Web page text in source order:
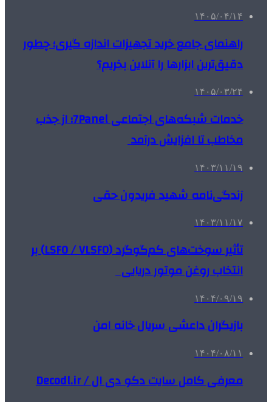
۱۴۰۵/۰۴/۱۴
راهنمای جامع خرید تجهیزات اندازه گیری؛ چطور
دقیق‌ترین ابزارها را آنلاین بخریم؟
۱۴۰۵/۰۳/۲۴
خدمات شبکه‌های اجتماعی 7Panel؛ از جذب
مخاطب تا افزایش درآمد
۱۴۰۳/۱۱/۱۹
زندگی‌نامه شهید فریدون حقی
۱۴۰۳/۱۱/۱۷
تأثیر سوخت‌های کم‌گوگرد (LSFO / VLSFO) بر
انتخاب روغن موتور دریایی
۱۴۰۴/۰۹/۱۹
بازیگران داعشی سریال خانه امن
۱۴۰۴/۰۸/۱۱
معرفی کامل سایت دکو دی ال / Decodl.ir